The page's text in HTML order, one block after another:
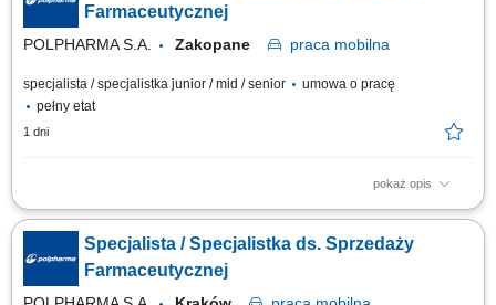
podczas spotkań branżowych, konferencji i wydarzeń naukowych.
Realizacja założonych celów...
Farmaceutycznej
POLPHARMA S.A. Zakopane praca mobilna
specjalista / specjalistka junior / mid / senior
umowa o pracę
pełny etat
1 dni
pokaż opis
Zakres obowiązków: Promowanie produktów z portfolio firmy w
środowisku medycznym. Budowanie i utrzymywanie długofalowych relacji
z lekarzami na powierzonym terenie. Reprezentowanie organizacji
podczas spotkań branżowych, konferencji i wydarzeń naukowych.
Realizacja założonych celów...
Specjalista / Specjalistka ds. Sprzedaży
Farmaceutycznej